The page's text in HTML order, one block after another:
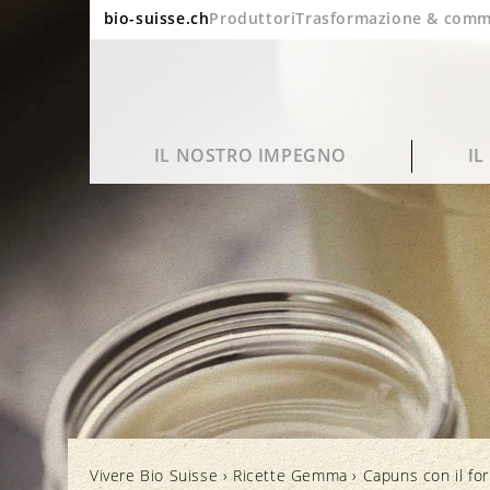
bio-suisse.chProduttoriTrasformazione &
IL NOSTRO IMPEGNO IL
Sostenibilità
Qualità e gusto
Salute
Domande frequenti
Lavorazione e imballaggio
Marchi e controllo
Ritratto
Bio in cifre
Rapporto annuale
Blog
Cinema
Vivere Bio Suisse ›Ricette Gemma ›Capuns con il